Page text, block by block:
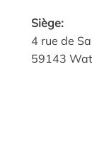
Siège:
4 rue de
59143